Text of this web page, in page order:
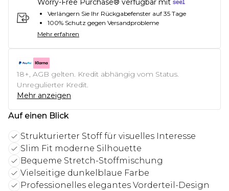
Worry-Free Purchase® verfügbar mit
Verlängern Sie Ihr Rückgabefenster auf 35 Tage
100% Schutz gegen Versandprobleme
Mehr erfahren
18+, AGB gelten. Kredit abhängig vom Status.
Unregulierter Kredit.
Mehr anzeigen
Auf einen Blick
Strukturierter Stoff für visuelles Interesse
Slim Fit moderne Silhouette
Bequeme Stretch-Stoffmischung
Vielseitige dunkelblaue Farbe
Professionelles elegantes Vorderteil-Design